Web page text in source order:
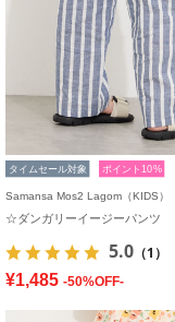
タイムセール対象 ポイント10%
Samansa Mos2 Lagom（KIDS）
☆ダンガリーイージーパンツ
5.0 （1）
¥1,485 -50%OFF-